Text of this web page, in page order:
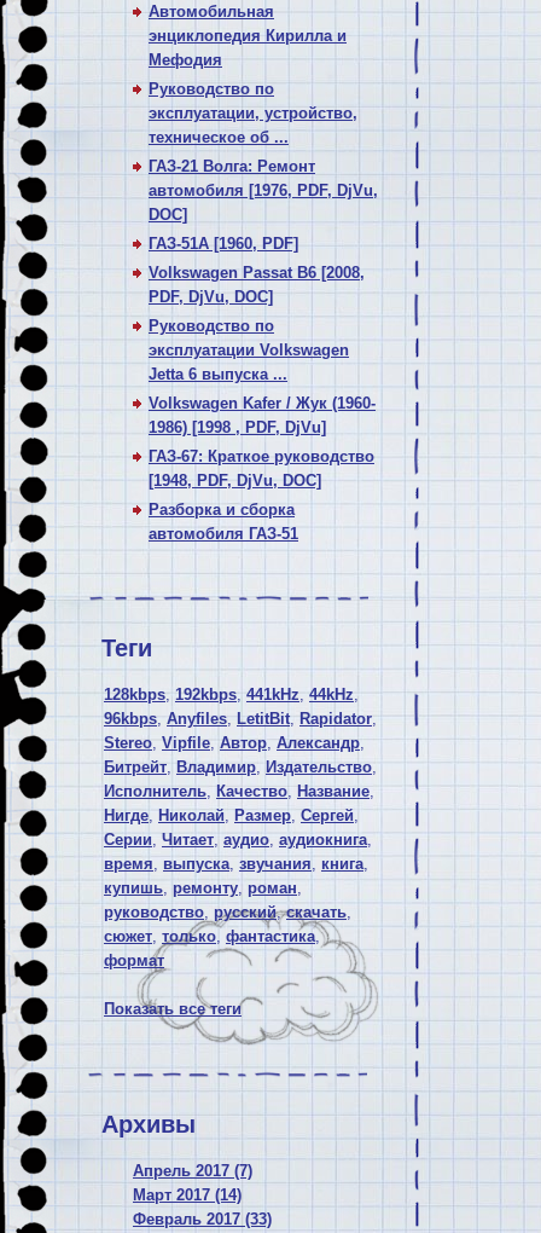
Автомобильная
энциклопедия Кирилла и
Мефодия
Руководство по
эксплуатации, устройство,
техническое об ...
ГАЗ-21 Волга: Ремонт
автомобиля [1976, PDF, DjVu,
DOC]
ГАЗ-51А [1960, PDF]
Volkswagen Passat В6 [2008,
PDF, DjVu, DOC]
Руководство по
эксплуатации Volkswagen
Jetta 6 выпуска ...
Volkswagen Kafer / Жук (1960-
1986) [1998 , PDF, DjVu]
ГАЗ-67: Краткое руководство
[1948, PDF, DjVu, DOC]
Разборка и сборка
автомобиля ГАЗ-51
Теги
128kbps, 192kbps, 441kHz, 44kHz,
96kbps, Anyfiles, LetitBit, Rapidator,
Stereo, Vipfile, Автор, Александр,
Битрейт, Владимир, Издательство,
Исполнитель, Качество, Название,
Нигде, Николай, Размер, Сергей,
Серии,Читает, аудио, аудиокнига,
время, выпуска, звучания, книга,
купишь, ремонту, роман,
руководство, русский,скачать,
сюжет, только, фантастика,
формат
Показать все теги
Архивы
Апрель 2017 (7)
Март 2017 (14)
Февраль 2017 (33)